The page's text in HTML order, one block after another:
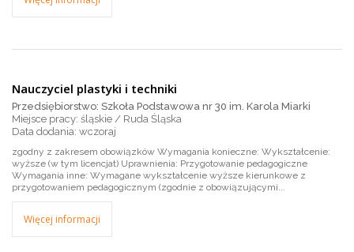
Nauczyciel plastyki i techniki
Przedsiębiorstwo: Szkoła Podstawowa nr 30 im. Karola Miarki
Miejsce pracy: śląskie / Ruda Śląska
wczoraj
zgodny z zakresem obowiązków Wymagania konieczne: Wykształcenie:
wyższe (w tym licencjat) Uprawnienia: Przygotowanie pedagogiczne
Wymagania inne: Wymagane wykształcenie wyższe kierunkowe z
przygotowaniem pedagogicznym (zgodnie z obowiązującymi...
Więcej informacji